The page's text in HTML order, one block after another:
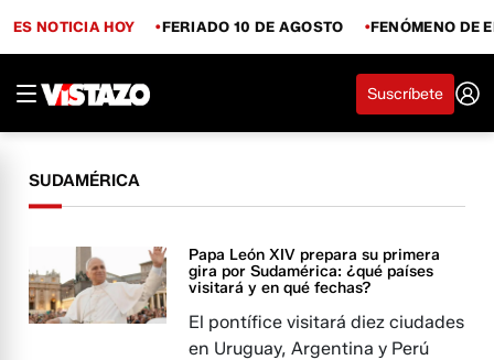
ES NOTICIA HOY FERIADO 10 DE AGOSTO FENÓMENO DE
Suscríbete
SUDAMÉRICA
Papa León XIV prepara su primera
gira por Sudamérica: ¿qué países
visitará y en qué fechas?
El pontífice visitará diez ciudades
en Uruguay, Argentina y Perú